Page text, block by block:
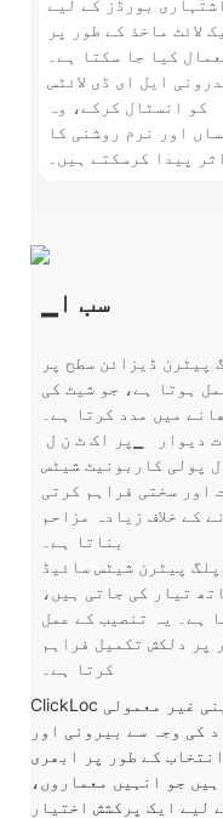
لائٹ ماخذ کے طور پر
کیا جا سکتا ہے۔
ایل ای ڈی لائٹس
کو انسٹال کرکے، وہ
اور نرم روشنی کا
اثر پیدا کرسکتے ہیں۔
▁سب ا
پیٹرن ڈیزائن سطح پر
ہوتا ہے، جو شیٹ کی
میں مدد کرتا ہے۔
دیوار
▁پر اک ٹ ن ل
پولی کاربونیٹ شیٹس
اور سختی فراہم کرتی
کے خلاف زیادہ مزاحم
بناتا ہے۔
آپشن: کچھ 7 والز پلگ پیٹرن شیٹس سائیڈ
تیار کی جاتی ہیں،
ہے۔ یہ تنصیب کے عمل
پر دلکش تکمیل فراہم
کرتا ہے۔
ClickLoc پلگ پیٹرن پولی کاربونیٹ شیٹ اپنی غیر معمولی
کی وجہ سے بیرونی اور
کے طور پر ابھری
جو انہیں معماروں،
لیے ایک پرکشش اختیار